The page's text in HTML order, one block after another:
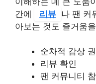
간에
리뷰 나 팬 커
아보는 것도 즐거움
순차적 감상
리뷰 확인
팬 커뮤니티